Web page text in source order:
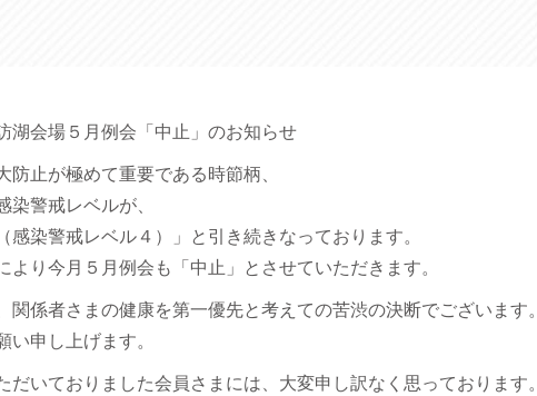
湖会場５月例会「中止」のお知らせ
止が極めて重要である時節柄、
警戒レベルが、
感染警戒レベル４）」と引き続きなっております。
より今月５月例会も「中止」とさせていただきます。
関係者さまの健康を第一優先と考えての苦渋の決断でございます。
申し上げます。
だいておりました会員さまには、大変申し訳なく思っております。